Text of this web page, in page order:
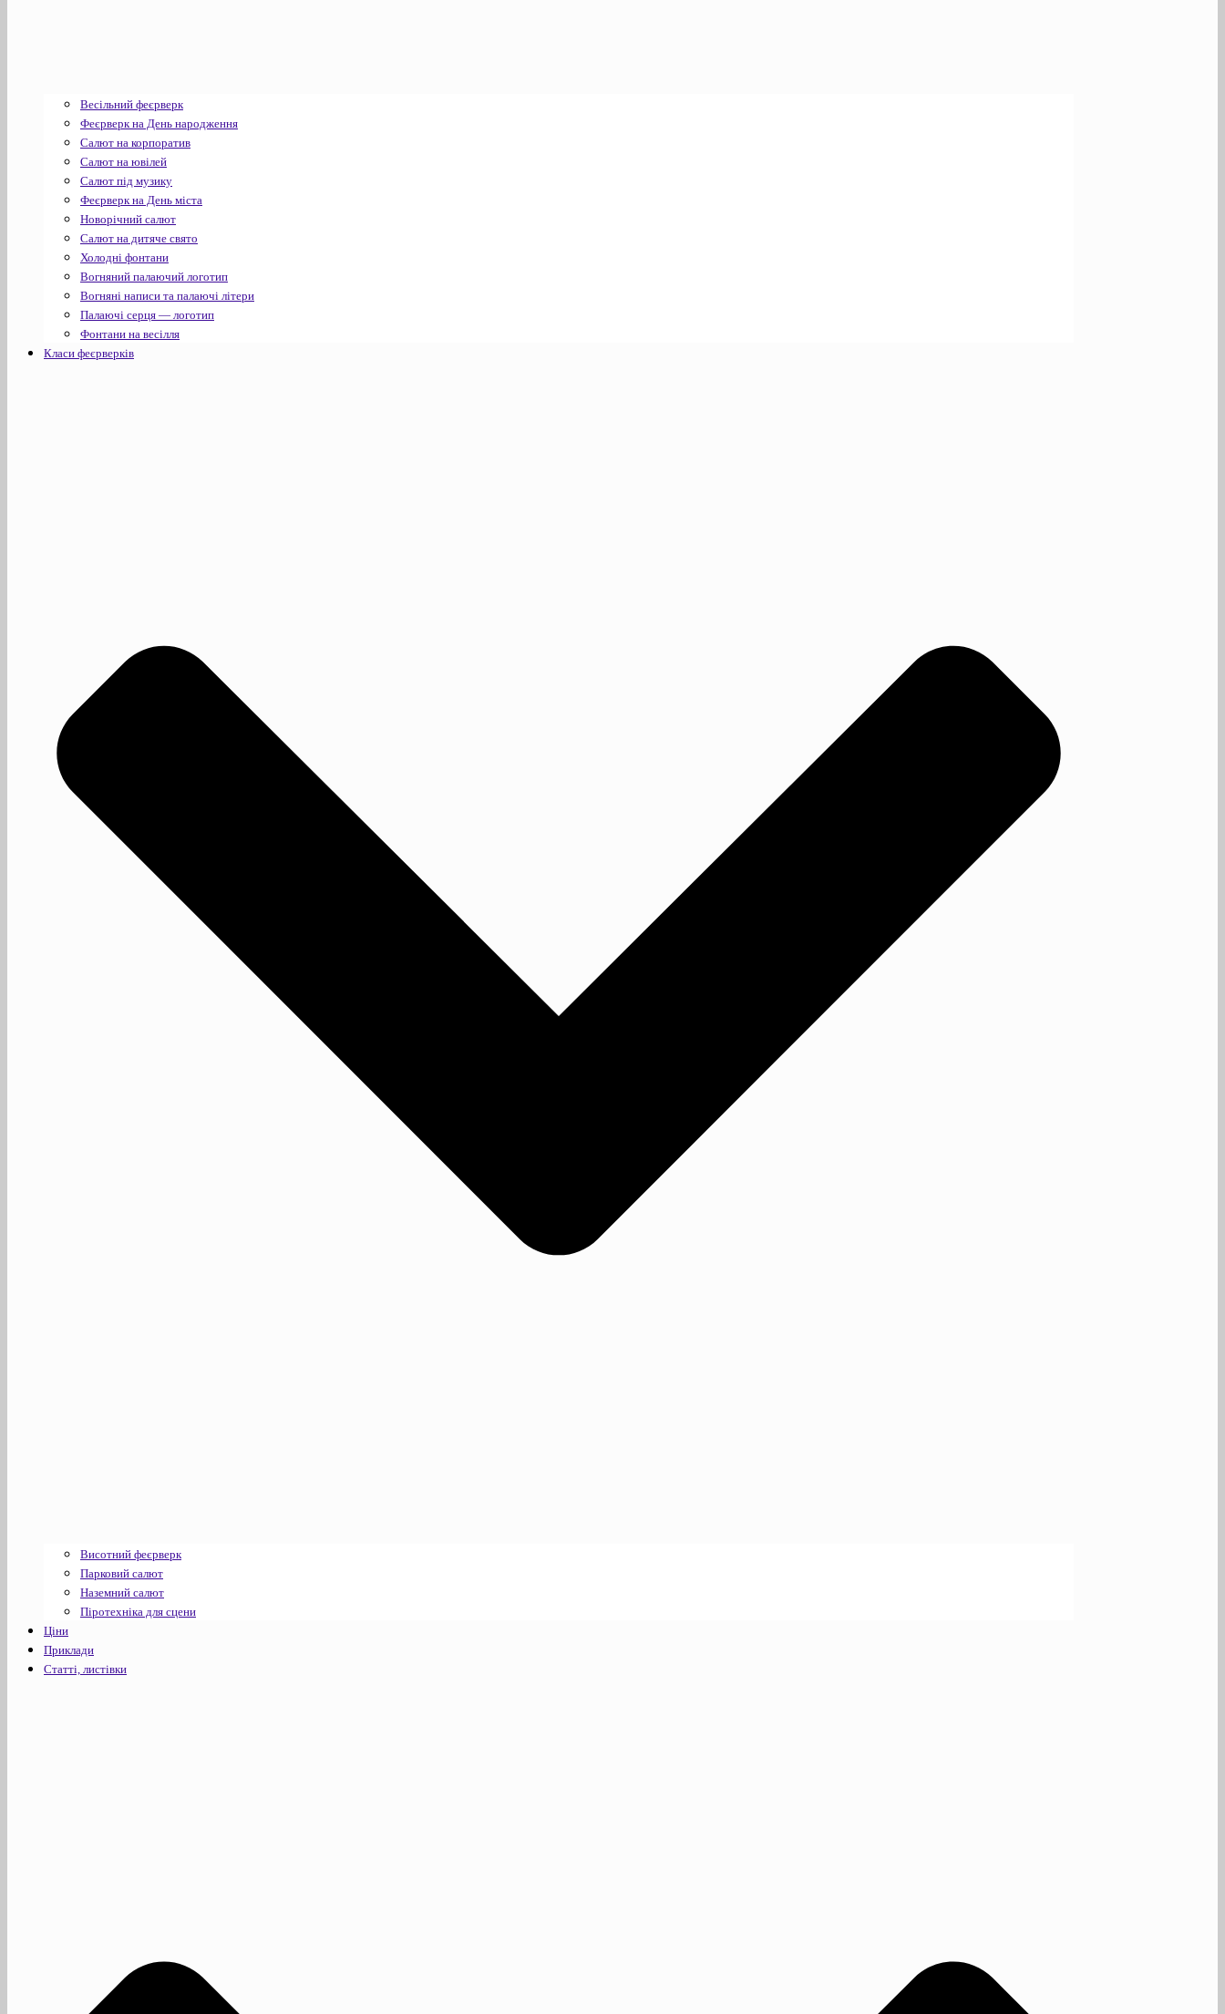
Весільний феєрверк
Феєрверк на День народження
Салют на корпоратив
Салют на ювілей
Салют під музику
Феєрверк на День міста
Новорічний салют
Салют на дитяче свято
Холодні фонтани
Вогняний палаючий логотип
Вогняні написи та палаючі літери
Палаючі серця — логотип
Фонтани на весілля
Класи феєрверків
Висотний феєрверк
Парковий салют
Наземний салют
Піротехніка для сцени
Ціни
Приклади
Статті, листівки